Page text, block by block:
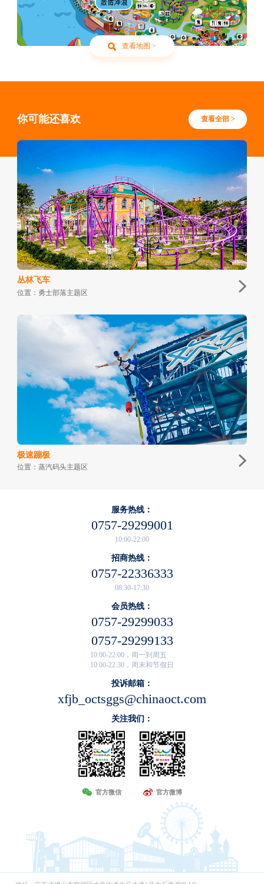
查看地图 >
你可能还喜欢 查看全部 >
丛林飞车
位置：勇士部落主题区
极速蹦极
位置：蒸汽码头主题区
服务热线：
0757-29299001
10:00-22:00
招商热线：
0757-22336333
08:30-17:30
会员热线：
0757-29299033
0757-29299133
10:00-22:00，周一到周五
10:00-22:30，周末和节假日
投诉邮箱：
xfjb_octsggs@chinaoct.com
关注我们：
官方微信 官方微博